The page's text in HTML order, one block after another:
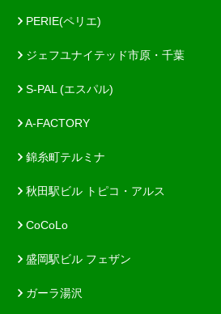
PERIE(ペリエ)
ジェフユナイテッド市原・千葉
S-PAL (エスパル)
A-FACTORY
錦糸町テルミナ
秋田駅ビル トピコ・アルス
CoCoLo
盛岡駅ビル フェザン
ガーラ湯沢